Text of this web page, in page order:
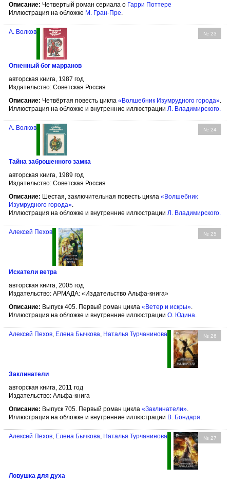
Описание: Четвертый роман сериала о Гарри Поттере
Иллюстрация на обложке М. Гран-Пре
№ 23
А. Волков
Огненный бог марранов
авторская книга, 1987 год
Издательство: Советская Россия
Описание: Четвёртая повесть цикла «Волшебник Изумрудного города».
Иллюстрация на обложке и внутренние иллюстрации Л. Владимирского.
№ 24
А. Волков
Тайна заброшенного замка
авторская книга, 1989 год
Издательство: Советская Россия
Описание: Шестая, заключительная повесть цикла «Волшебник
Изумрудного города».
Иллюстрация на обложке и внутренние иллюстрации Л. Владимирского.
№ 25
Алексей Пехов
Искатели ветра
авторская книга, 2005 год
Издательство: АРМАДА: «Издательство Альфа-книга»
Описание: Выпуск 405. Первый роман цикла «Ветер и искры».
Иллюстрация на обложке и внутренние иллюстрации О. Юдина.
№ 26
Алексей Пехов, Елена Бычкова, Наталья Турчанинова
Заклинатели
авторская книга, 2011 год
Издательство: Альфа-книга
Описание: Выпуск 705. Первый роман цикла «Заклинатели»
Иллюстрация на обложке и внутренние иллюстрации В. Бондаря
№ 27
Алексей Пехов Елена Бычкова Наталья Турчанинова
Ловушка для духа